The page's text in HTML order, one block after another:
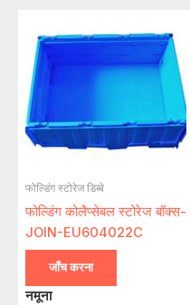
फोल्डिंग स्टोरेज डिब्बे
फोल्डिंग कोलैप्सेबल स्टोरेज बॉक्स-
JOIN-EU604022C
जाँच करना
नमूना